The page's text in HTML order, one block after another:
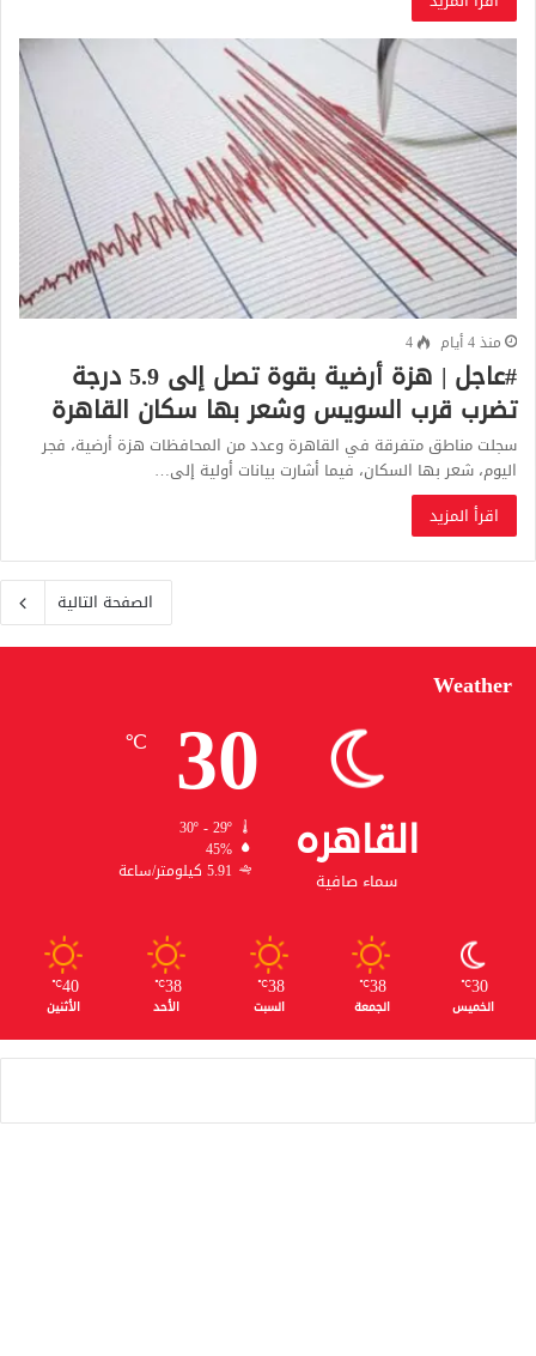
منذ 4 أيام 4
#عاجل | هزة أرضية بقوة تصل إلى 5.9 درجة
تضرب قرب السويس وشعر بها سكان القاهرة
سجلت مناطق متفرقة في القاهرة وعدد من المحافظات هزة أرضية، فجر
اليوم، شعر بها السكان، فيما أشارت بيانات أولية إلى…
اقرأ المزيد
الصفحة التالية
Weather
القاهره
سماء صافية
30
℃
30º - 29º
45%
5.91 كيلومتر/ساعة
30
℃
الخميس
38
℃
الجمعة
38
℃
السبت
38
℃
الأحد
40
℃
الأثنين